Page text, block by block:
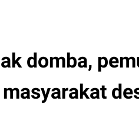
domba,